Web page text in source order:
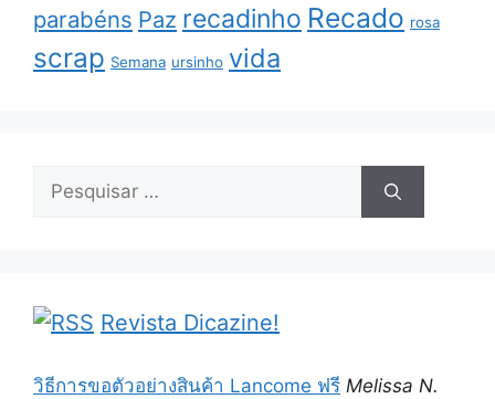
parabéns Paz recadinho Recado rosa
scrap Semana ursinho vida
Pesquisar
Revista Dicazine!
วิธีการขอตัวอย่างสินค้า Lancome ฟรี Melissa N.